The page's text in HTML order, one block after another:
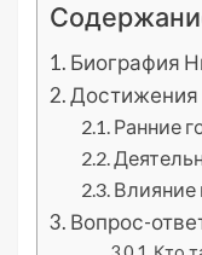
Биография
Достижения
Ранние
Влияние
Вопрос-